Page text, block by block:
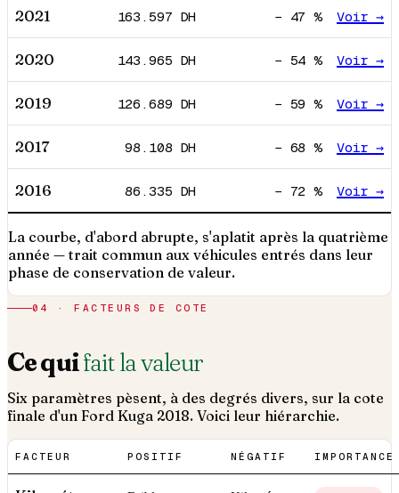
2021 163.597 DH − 47 % Voir →
2020 143.965 DH − 54 % Voir →
2019 126.689 DH − 59 % Voir →
2017 98.108 DH − 68 % Voir →
2016 86.335 DH − 72 % Voir →
La courbe, d'abord abrupte, s'aplatit après la quatrième
année — trait commun aux véhicules entrés dans leur
phase de conservation de valeur.
04 · FACTEURS DE COTE
Ce quifait la valeur
Six paramètres pèsent, à des degrés divers, sur la cote
finale d'un Ford Kuga 2018. Voici leur hiérarchie.
FACTEUR POSITIF NÉGATIF IMPORTANCE